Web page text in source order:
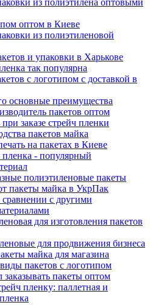
оптом в Киеве
из полиэтиленовой
и упаковки в Харькове
так популярна
с логотипом с доставкой в
основные преимущества
пакетов оптом
заказе стрейч пленки
пакетов майка
на пакетах в Киеве
- популярный
полиэтиленовые пакеты
пакеты майка в УкрПак
с другими
для изготовления пакетов
для продвижения бизнеса
майка для магазина
пакетов с логотипом
заказывать пакеты оптом
пленку: паллетная и